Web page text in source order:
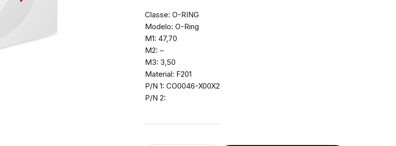
Classe: O-RING
Modelo: O-Ring
M1: 47,70
M2: –
M3: 3,50
Material: F201
P/N 1: CO0046-X00X2
P/N 2: